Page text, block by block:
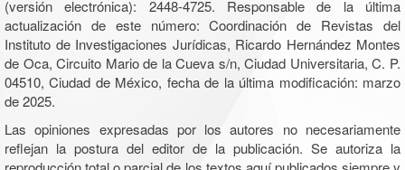
(versión electrónica): 2448-4725. Responsable de la última
actualización de este número: Coordinación de Revistas del
Instituto de Investigaciones Jurídicas, Ricardo Hernández Montes
de Oca, Circuito Mario de la Cueva s/n, Ciudad Universitaria, C. P.
04510, Ciudad de México, fecha de la última modificación: marzo
de 2025.
Las opiniones expresadas por los autores no necesariamente
reflejan la postura del editor de la publicación. Se autoriza la